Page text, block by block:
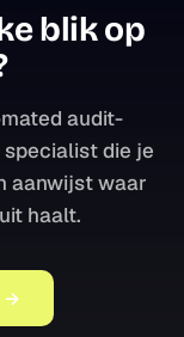
blik op
audit-
die je
aanwijst waar
haalt.
→